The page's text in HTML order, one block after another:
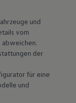
und
vom
der
für eine
und